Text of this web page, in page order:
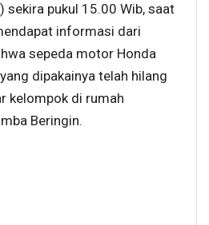
pukul 15.00 Wib, saat
informasi dari
sepeda motor Honda
dipakainya telah hilang
kelompok di rumah
Beringin.